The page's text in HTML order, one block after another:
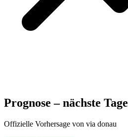
Prognose – nächste Tage
Offizielle Vorhersage von via donau